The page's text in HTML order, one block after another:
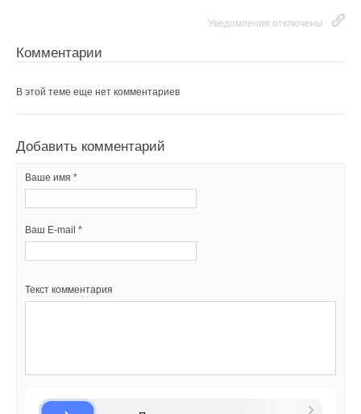
Уведомления отключены
Комментарии
В этой теме еще нет комментариев
Добавить комментарий
Ваше имя *
Ваш E-mail *
Текст комментария